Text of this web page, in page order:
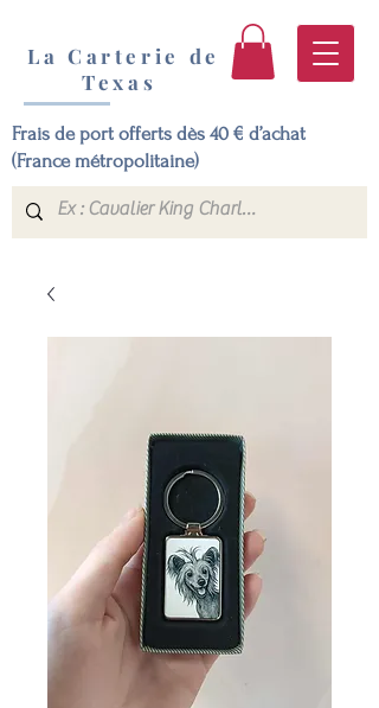
La Carterie de
Texas
Frais de port offerts dès 40 € d’achat
(France métropolitaine)